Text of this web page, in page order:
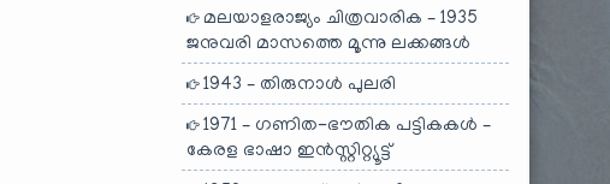
മലയാളരാജ്യം ചിത്രവാരിക – 1935
ജനുവരി മാസത്തെ മൂന്നു ലക്കങ്ങൾ
1943 – തിരുനാൾ പുലരി
1971 – ഗണിത-ഭൗതിക പട്ടികകൾ –
കേരള ഭാഷാ ഇൻസ്റ്റിറ്റ്യൂട്ട്